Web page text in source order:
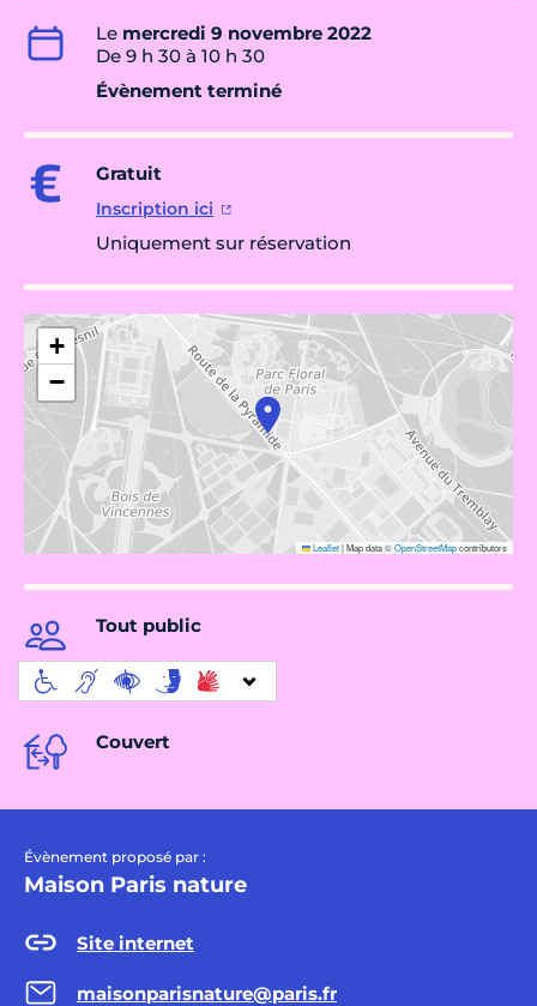
Le mercredi 9 novembre 2022
De 9 h 30 à 10 h 30
Évènement terminé
Gratuit
Inscription ici
Uniquement sur réservation
+
−
Leaflet|Map data ©OpenStreetMapcontributors
Tout public
Couvert
Évènement proposé par :
Maison Paris nature
Site internet
maisonparisnature@paris.fr